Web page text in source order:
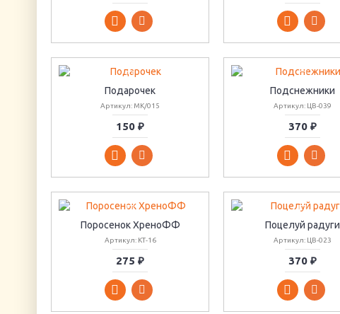
Подарочек
Артикул: МК/015
150 ₽
Подснежники
Артикул: ЦВ-039
370 ₽
Поросенок ХреноФФ
Артикул: КТ-16
275 ₽
Поцелуй радуги
Артикул: ЦВ-023
370 ₽